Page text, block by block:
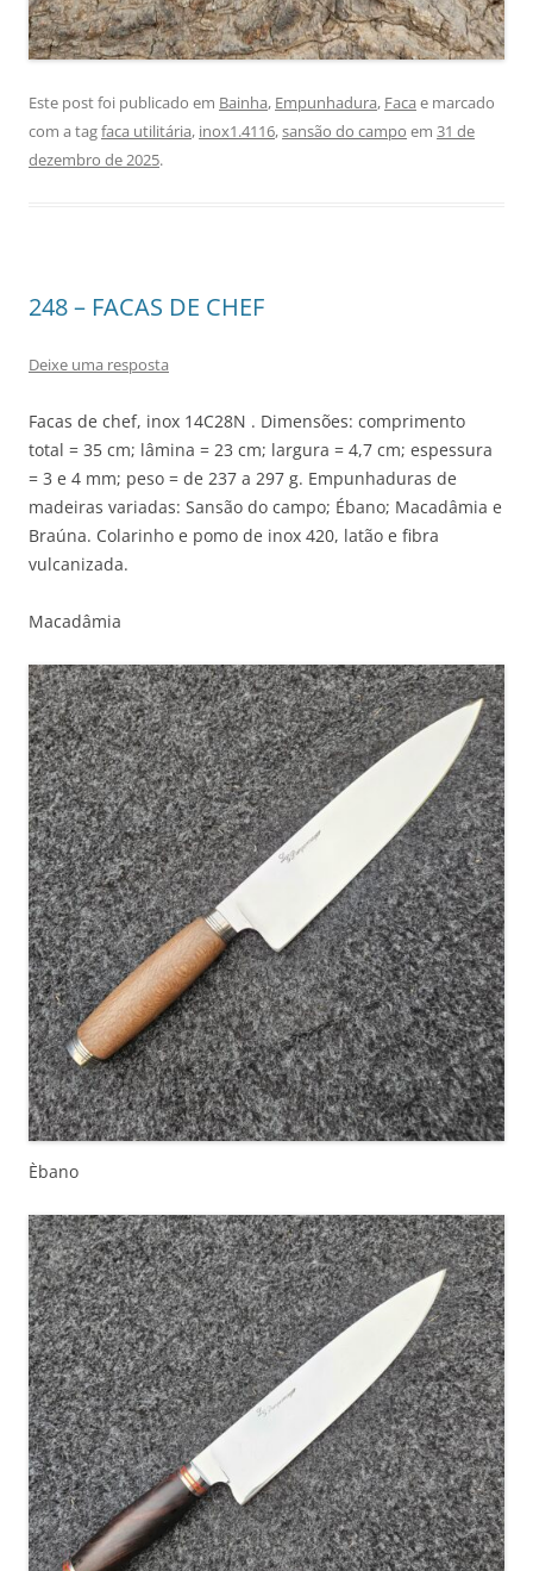
Este post foi publicado em Bainha, Empunhadura, Faca e marcado
com a tagfaca utilitária, inox1.4116,sansão do campo em 31 de
dezembro de 2025.
248 – FACAS DE CHEF
Deixe uma resposta
Facas de chef, inox 14C28N . Dimensões: comprimento
total = 35 cm; lâmina = 23 cm; largura = 4,7 cm; espessura
= 3 e 4 mm; peso = de 237 a 297 g. Empunhaduras de
madeiras variadas: Sansão do campo; Ébano; Macadâmia e
Braúna. Colarinho e pomo de inox 420, latão e fibra
vulcanizada.
Macadâmia
Èbano